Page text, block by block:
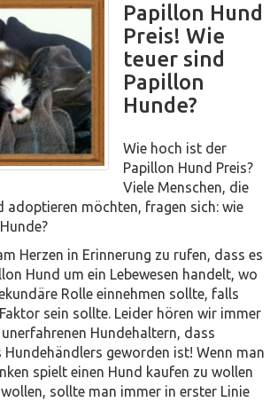
Papillon Hund
Preis! Wie
teuer sind
Papillon
Hunde?
Wie hoch ist der
Papillon Hund Preis?
Viele Menschen, die
adoptieren möchten, fragen sich: wie
Herzen in Erinnerung zu rufen, dass es
Hund um ein Lebewesen handelt, wo
Rolle einnehmen sollte, falls
sein sollte. Leider hören wir immer
Hundehaltern, dass
Hundehändlers geworden ist! Wenn man
spielt einen Hund kaufen zu wollen
sollte man immer in erster Linie